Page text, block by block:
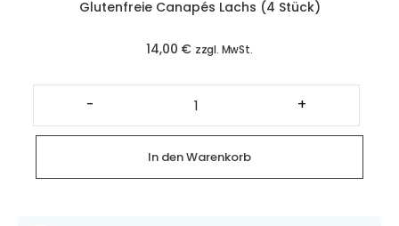
Glutenfreie Canapés Lachs (4 Stück)
14,00 € zzgl. MwSt.
-
Glutenfreie
Canapés
Lachs
(4
Stück)
Menge
+
In den Warenkorb